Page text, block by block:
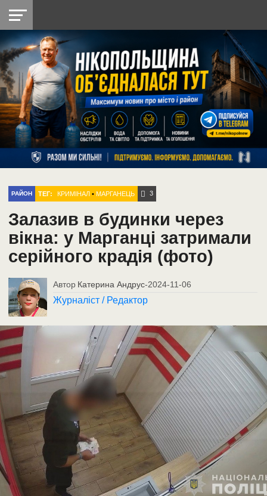
НІКОПОЛЬ
РАЙОН
СІЧЕСЛАВСЬКА
УКРАЇНА
РЕТРО
НІКОПОЛЬ
ЛАЙТ
УКРАЇНА
ДОПОМОГА
РАДІО
РАЙОН ТЕГ: КРИМІНАЛ •МАРГАНЕЦЬ 3
Залазив в будинки через
вікна: у Марганці затримали
серійного крадія (фото)
Автор Катерина Андрус-2024-11-06
Журналіст / Редактор